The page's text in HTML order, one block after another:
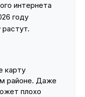
интернета
году
растут.
карту
районе. Даже
плохо